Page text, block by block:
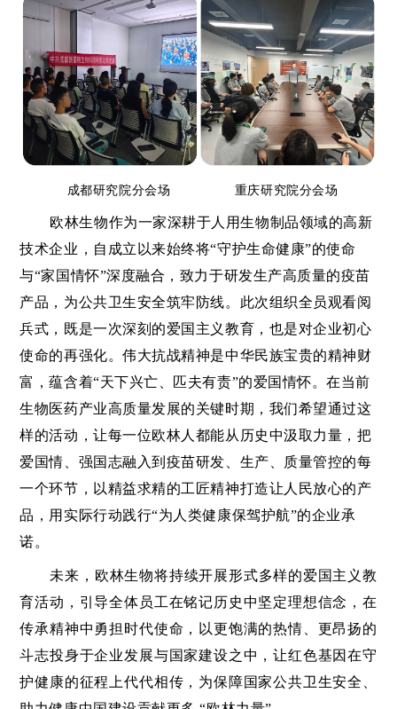
成都研究院分会场 重庆研究院分会场
欧林生物作为一家深耕于人用生物制品领域的高新
技术企业，自成立以来始终将“守护生命健康”的使命
与“家国情怀”深度融合，致力于研发生产高质量的疫苗
产品，为公共卫生安全筑牢防线。此次组织全员观看阅
兵式，既是一次深刻的爱国主义教育，也是对企业初心
使命的再强化。伟大抗战精神是中华民族宝贵的精神财
富，蕴含着“天下兴亡、匹夫有责”的爱国情怀。在当前
生物医药产业高质量发展的关键时期，我们希望通过这
样的活动，让每一位欧林人都能从历史中汲取力量，把
爱国情、强国志融入到疫苗研发、生产、质量管控的每
一个环节，以精益求精的工匠精神打造让人民放心的产
品，用实际行动践行“为人类健康保驾护航”的企业承
诺。
未来，欧林生物将持续开展形式多样的爱国主义教
育活动，引导全体员工在铭记历史中坚定理想信念，在
传承精神中勇担时代使命，以更饱满的热情、更昂扬的
斗志投身于企业发展与国家建设之中，让红色基因在守
护健康的征程上代代相传，为保障国家公共卫生安全、